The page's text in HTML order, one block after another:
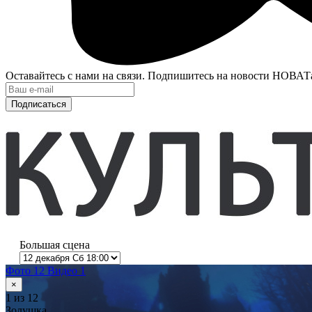
Оставайтесь с нами на связи. Подпишитесь на новости
Подписаться
Большая сцена
Фото 12 Видео 1
×
1 из 12